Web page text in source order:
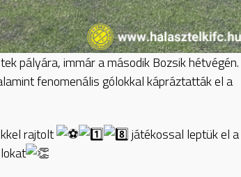
pályára, immár a második Bozsik hétvégén.
fenomenális gólokkal kápráztatták el a
rajtolt
játékossal leptük el a